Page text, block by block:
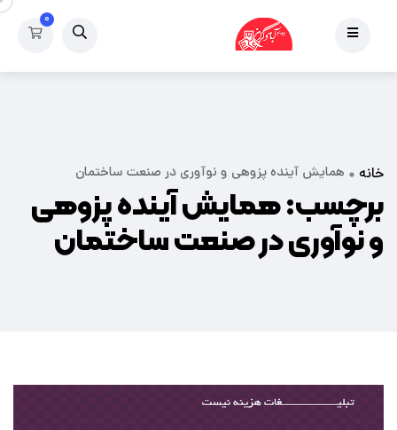
۰
خانه همایش آینده پزوهی و نوآوری در صنعت ساختمان
برچسب:همایش آینده پزوهی
و نوآوری در صنعت ساختمان